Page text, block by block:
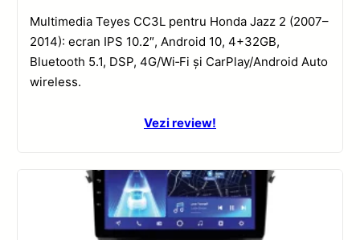
Multimedia Teyes CC3L pentru Honda Jazz 2 (2007–
2014): ecran IPS 10.2″, Android 10, 4+32GB,
Bluetooth 5.1, DSP, 4G/Wi‑Fi și CarPlay/Android Auto
wireless.
Vezi review!